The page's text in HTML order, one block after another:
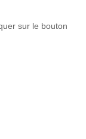
sur le bouton